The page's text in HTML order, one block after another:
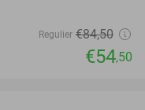
Regulier €84,50
€54,50